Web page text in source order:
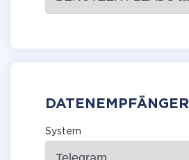
DATENEMPFÄNGER
System